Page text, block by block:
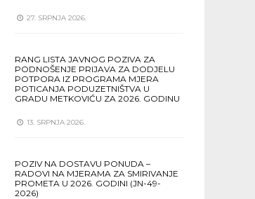
27. SRPNJA 2026.
RANG LISTA JAVNOG POZIVA ZA
PODNOŠENJE PRIJAVA ZA DODJELU
POTPORA IZ PROGRAMA MJERA
POTICANJA PODUZETNIŠTVA U
GRADU METKOVIĆU ZA 2026. GODINU
13. SRPNJA 2026.
POZIV NA DOSTAVU PONUDA –
RADOVI NA MJERAMA ZA SMIRIVANJE
PROMETA U 2026. GODINI (JN-49-
2026)